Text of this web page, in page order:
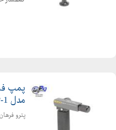
است.
مدل 700LTP-1
پترو